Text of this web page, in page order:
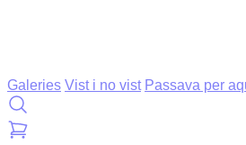
Galeries Vist i no vist Passava per